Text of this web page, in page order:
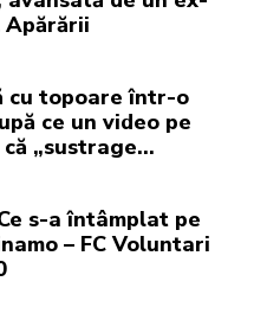
cu topoare într-o
ce un video pe
„sustrage…
s-a întâmplat pe
– FC Voluntari